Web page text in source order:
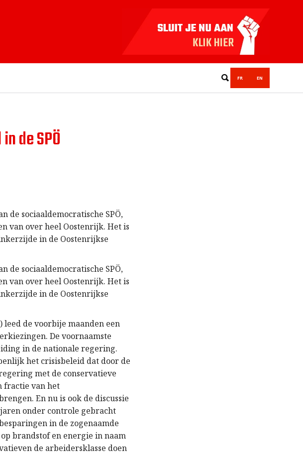
FR EN
de SPÖ
de sociaaldemocratische SPÖ,
van over heel Oostenrijk. Het is
in de Oostenrijkse
de sociaaldemocratische SPÖ,
van over heel Oostenrijk. Het is
in de Oostenrijkse
leed de voorbije maanden een
De voornaamste
in de nationale regering.
het crisisbeleid dat door de
met de conservatieve
fractie van het
En nu is ook de discussie
onder controle gebracht
in de zogenaamde
brandstof en energie in naam
de arbeidersklasse doen